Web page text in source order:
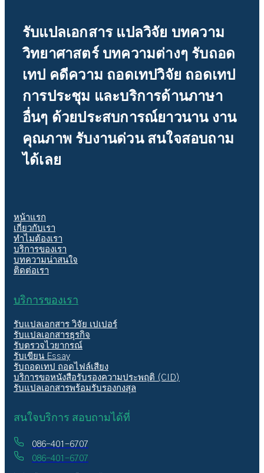
รับแปลเอกสาร แปลวิจัย บทความ
วิทยาศาสตร์ บทความต่างๆ รับถอด
เทป คดีความ ถอดเทปวิจัย ถอดเทป
การประชุม และบริการด้านภาษา
อื่นๆ ด้วยประสบการณ์ยาวนาน งาน
คุณภาพ รับงานด่วน สนใจสอบถาม
ได้เลย
หน้าแรก
เกี่ยวกับเรา
ทำไมต้องเรา
บริการของเรา
บทความน่าสนใจ
ติดต่อเรา
บริการของเรา
รับแปลเอกสาร วิจัย เปเปอร์
รับแปลเอกสารธุรกิจ
รับตรวจไวยากรณ์
รับเขียน Essay
รับถอดเทป ถอดไฟล์เสียง
บริการขอหนังสือรับรองความประพฤติ (CID)
รับแปลเอกสารพร้อมรับรองกงสุล
สนใจบริการ สอบถามได้ที่
086-401-6707
086-401-6707